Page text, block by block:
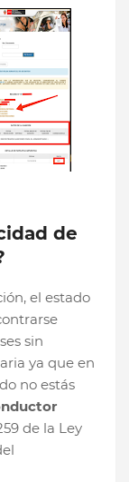
de
el estado
sin
ya que en
no estás
de la Ley